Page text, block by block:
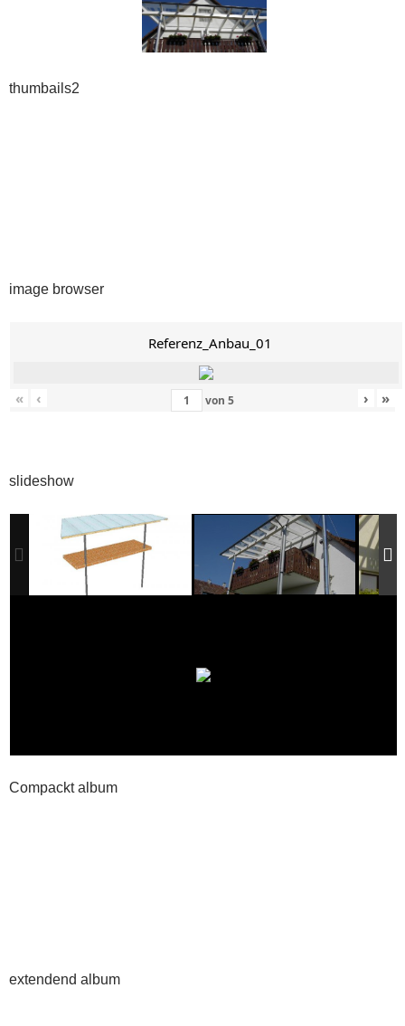
thumbails2
image browser
Referenz_Anbau_01
« ‹ von 5 › »
slideshow
Compackt album
extendend album